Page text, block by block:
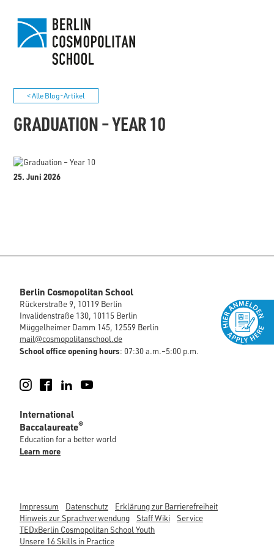
< Alle Blog-Artikel
GRADUATION – YEAR 10
25. Juni 2026
Berlin Cosmopolitan School
Rückerstraße 9, 10119 Berlin
Invalidenstraße 130, 10115 Berlin
Müggelheimer Damm 145, 12559 Berlin
mail@cosmopolitanschool.de
School office opening hours: 07:30 a.m.–5:00 p.m.
Instagram
FacebookLinkedIn
International
Baccalaureate®
Education for a better world
Learn more
Impressum Datenschutz
Erklärung zur Barrierefreiheit
Hinweis zur Sprachverwendung
Staff Wiki
Service
TEDxBerlin Cosmopolitan School Youth
Unsere 16 Skills in Practice